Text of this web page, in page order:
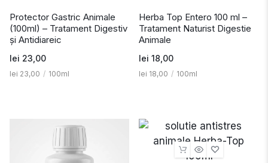
Protector Gastric Animale
(100ml) – Tratament Digestiv
și Antidiareic
lei 23,00
lei 23,00 / 100ml
Herba Top Entero 100 ml –
Tratament Naturist Digestie
Animale
lei 18,00
lei 18,00 / 100ml